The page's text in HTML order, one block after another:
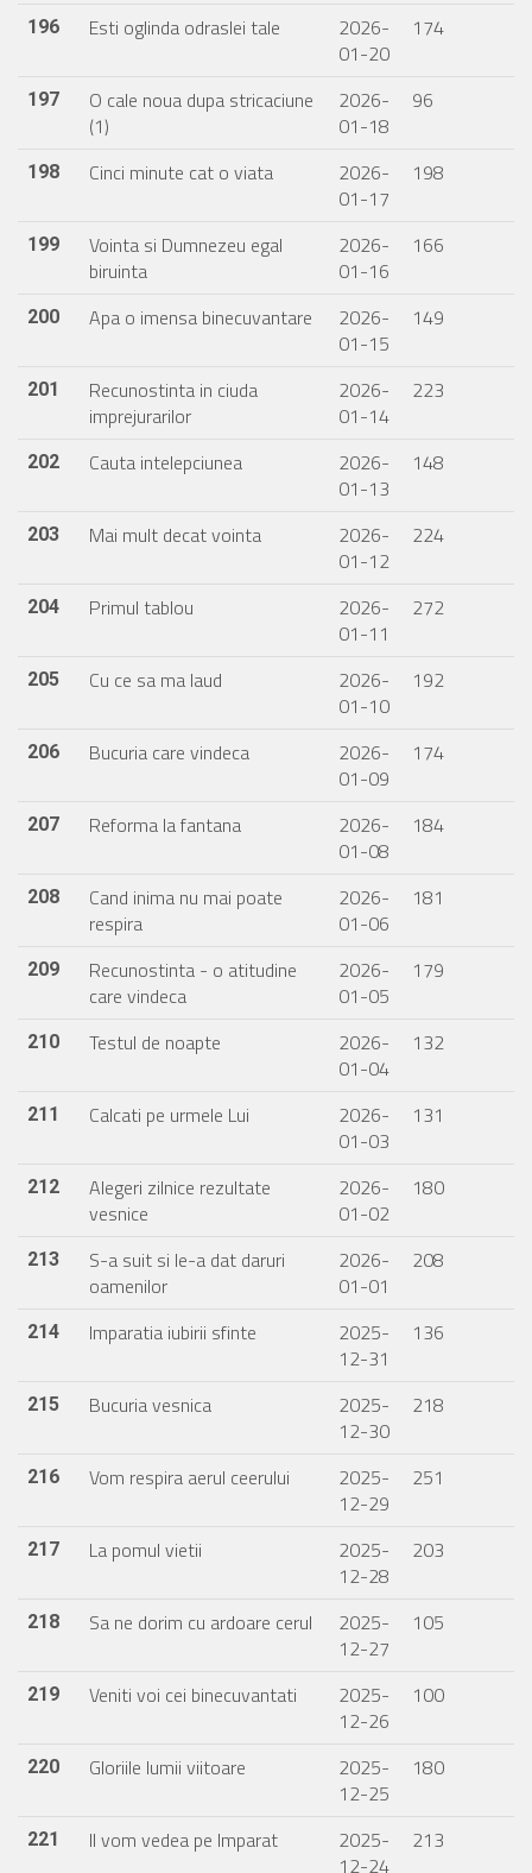
196 Esti oglinda odraslei tale
2026-
01-20
174
197
O cale noua dupa stricaciune
(1)
2026-
01-18
96
198 Cinci minute cat o viata
2026-
01-17
198
199
Vointa si Dumnezeu egal
biruinta
2026-
01-16
166
200 Apa o imensa binecuvantare
2026-
01-15
149
201
Recunostinta in ciuda
imprejurarilor
2026-
01-14
223
202 Cauta intelepciunea
2026-
01-13
148
203 Mai mult decat vointa
2026-
01-12
224
204 Primul tablou
2026-
01-11
272
205 Cu ce sa ma laud
2026-
01-10
192
206 Bucuria care vindeca
2026-
01-09
174
207 Reforma la fantana
2026-
01-08
184
208
Cand inima nu mai poate
respira
2026-
01-06
181
209
Recunostinta - o atitudine
care vindeca
2026-
01-05
179
210 Testul de noapte
2026-
01-04
132
211 Calcati pe urmele Lui
2026-
01-03
131
212
Alegeri zilnice rezultate
vesnice
2026-
01-02
180
213
S-a suit si le-a dat daruri
oamenilor
2026-
01-01
208
214 Imparatia iubirii sfinte
2025-
12-31
136
215 Bucuria vesnica
2025-
12-30
218
216 Vom respira aerul ceerului
2025-
12-29
251
217 La pomul vietii
2025-
12-28
203
218 Sa ne dorim cu ardoare cerul
2025-
12-27
105
219 Veniti voi cei binecuvantati
2025-
12-26
100
220 Gloriile lumii viitoare
2025-
12-25
180
221 Il vom vedea pe Imparat
2025-
12-24
213